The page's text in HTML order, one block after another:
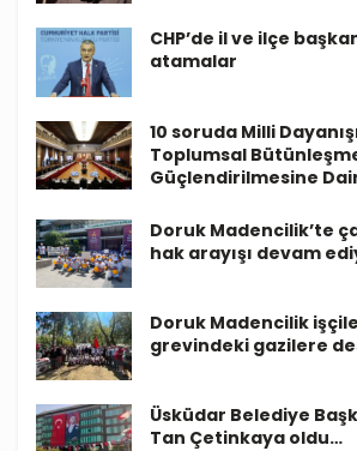
CHP’de il ve ilçe
atamalar
10 soruda Milli
Toplumsal
Güçlendirilmesine
Doruk Madencilik’te
hak arayışı devam
Doruk Madencilik
grevindeki gazilere
Üsküdar Belediye
Tan Çetinkaya oldu…